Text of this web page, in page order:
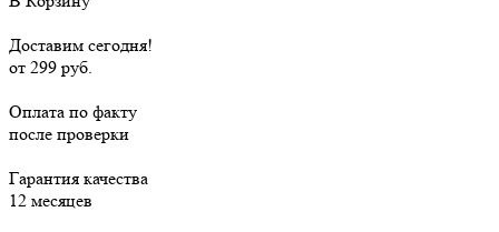
Доставим сегодня!
от 299 руб.
Оплата по факту
после проверки
Гарантия качества
12 месяцев